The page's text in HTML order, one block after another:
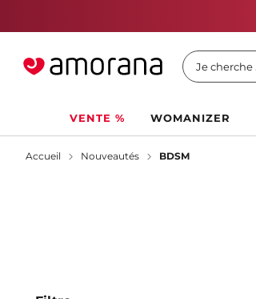
Je cherche
VENTE % WOMANIZER
Accueil Nouveautés BDSM